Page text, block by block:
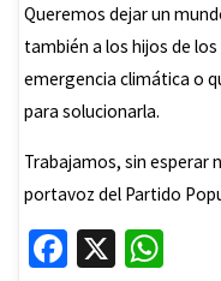
Queremos dejar un
también a los hijos de
emergencia climática o
para solucionarla.
Trabajamos, sin esperar
portavoz del Partido
Fa X